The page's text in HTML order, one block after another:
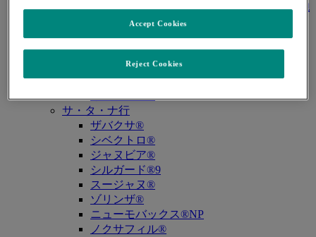
キイトルーダ®（原発性縦隔大細胞型B細胞
リンパ腫（PMBCL））
キイトルーダ®（MSI-High固形癌）
キイトルーダ®（MSI-High結腸・直腸癌）
キイトルーダ®（TMB-High固形癌）
キャップバックス®
サ・タ・ナ行
ザバクサ®
シベクトロ®
ジャヌビア®
シルガード®9
スージャヌ®
ゾリンザ®
ニューモバックス®NP
ノクサフィル®
Reject Cookies
Accept Cookies